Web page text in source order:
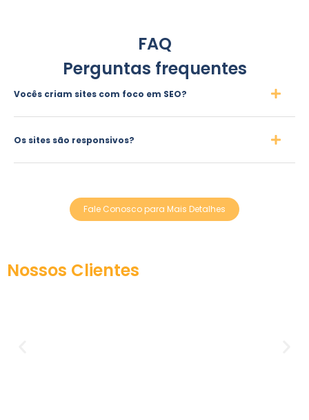
FAQ
Perguntas frequentes
Vocês criam sites com foco em SEO?
Os sites são responsivos?
Fale Conosco para Mais Detalhes
Nossos Clientes